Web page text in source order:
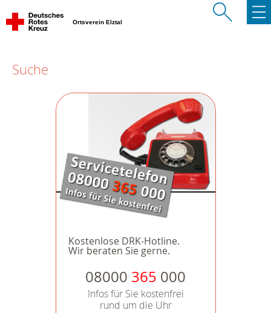
Ortsverein Elztal
Suche
Kostenlose DRK-Hotline.
Wir beraten Sie gerne.
08000 365 000
Infos für Sie kostenfrei
rund um die Uhr